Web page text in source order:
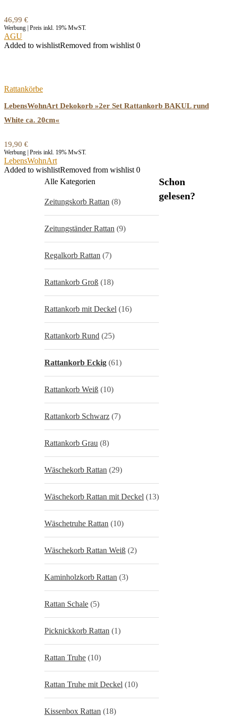
46,99 €
Werbung | Preis inkl. 19% MwST.
AGU
Added to wishlistRemoved from wishlist 0
Rattankörbe
LebensWohnArt Dekokorb »2er Set Rattankorb BAKUL rund
White ca. 20cm«
19,90 €
Werbung | Preis inkl. 19% MwST.
LebensWohnArt
Added to wishlistRemoved from wishlist 0
Alle Kategorien
Zeitungskorb Rattan (8)
Zeitungständer Rattan (9)
Regalkorb Rattan (7)
Rattankorb Groß (18)
Rattankorb mit Deckel (16)
Rattankorb Rund (25)
Rattankorb Eckig (61)
Rattankorb Weiß (10)
Rattankorb Schwarz (7)
Rattankorb Grau (8)
Wäschekorb Rattan (29)
Wäschekorb Rattan mit Deckel (13)
Wäschetruhe Rattan (10)
Wäschekorb Rattan Weiß (2)
Kaminholzkorb Rattan (3)
Rattan Schale (5)
Picknickkorb Rattan (1)
Rattan Truhe (10)
Rattan Truhe mit Deckel (10)
Kissenbox Rattan (18)
Schon
gelesen?